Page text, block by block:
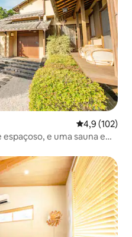
4,9 de uma
4,9 (102)
e uma sauna e